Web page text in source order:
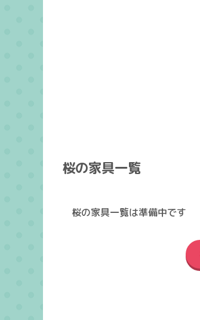
桜の家具一覧
桜の家具一覧は準備中です